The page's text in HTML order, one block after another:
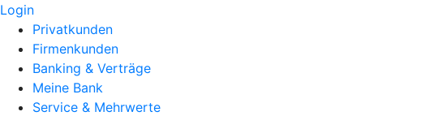
Login
Privatkunden
Firmenkunden
Banking & Verträge
Meine Bank
Service & Mehrwerte